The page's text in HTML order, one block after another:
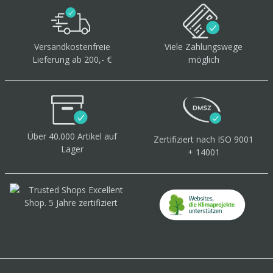
Versandkostenfreie
Lieferung ab 200,- €
Viele Zahlungswege
möglich
Über 40.000 Artikel auf
Lager
Zertifiziert nach ISO 9001
+ 14001